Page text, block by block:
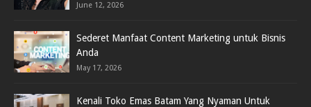
June 12, 2026
Sederet Manfaat Content Marketing untuk Bisnis
Anda
May 17, 2026
Kenali Toko Emas Batam Yang Nyaman Untuk